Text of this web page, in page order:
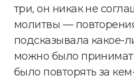
три, он никак не
молитвы —
подсказывала какое-
можно было
было повторять за